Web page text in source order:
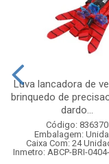
Luva lancadora de
brinquedo de
dardo...
Código: 836370
Embalagem:
Caixa Com: 24
Inmetro: ABCP-BRI-